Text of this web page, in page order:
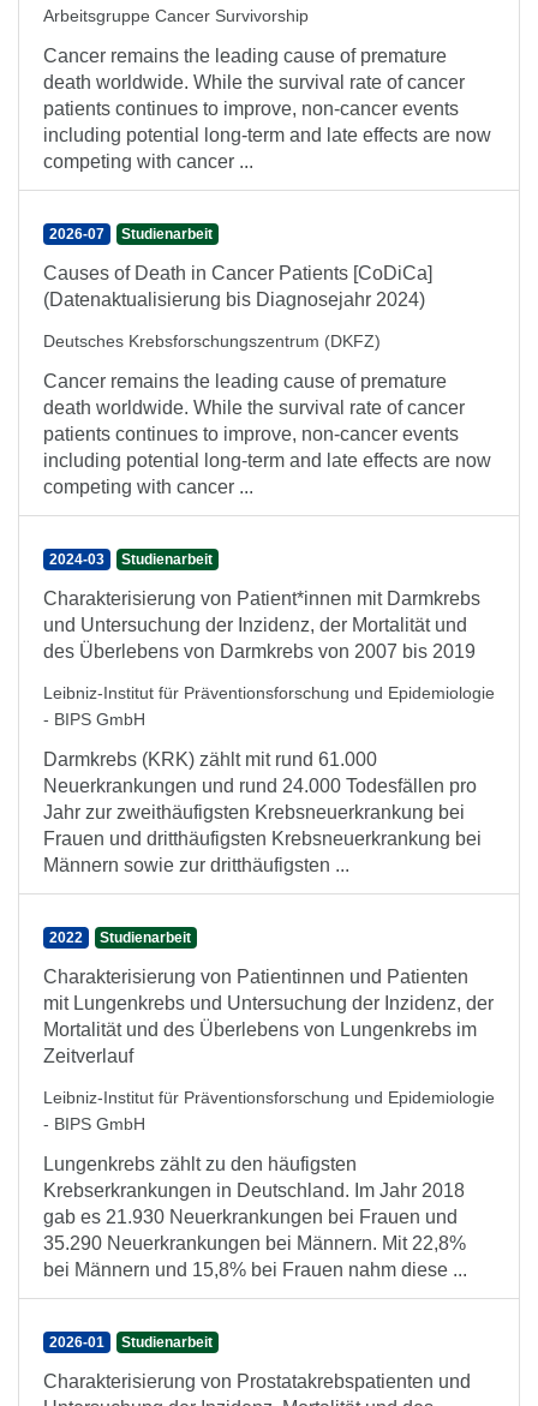
Arbeitsgruppe Cancer Survivorship
Cancer remains the leading cause of premature
death worldwide. While the survival rate of cancer
patients continues to improve, non-cancer events
including potential long-term and late effects are now
competing with cancer ...
2026-07 Studienarbeit
Causes of Death in Cancer Patients [CoDiCa]
(Datenaktualisierung bis Diagnosejahr 2024)
Deutsches Krebsforschungszentrum (DKFZ)
Cancer remains the leading cause of premature
death worldwide. While the survival rate of cancer
patients continues to improve, non-cancer events
including potential long-term and late effects are now
competing with cancer ...
2024-03 Studienarbeit
Charakterisierung von Patient*innen mit Darmkrebs
und Untersuchung der Inzidenz, der Mortalität und
des Überlebens von Darmkrebs von 2007 bis 2019
Leibniz-Institut für Präventionsforschung und Epidemiologie
- BIPS GmbH
Darmkrebs (KRK) zählt mit rund 61.000
Neuerkrankungen und rund 24.000 Todesfällen pro
Jahr zur zweithäufigsten Krebsneuerkrankung bei
Frauen und dritthäufigsten Krebsneuerkrankung bei
Männern sowie zur dritthäufigsten ...
2022 Studienarbeit
Charakterisierung von Patientinnen und Patienten
mit Lungenkrebs und Untersuchung der Inzidenz, der
Mortalität und des Überlebens von Lungenkrebs im
Zeitverlauf
Leibniz-Institut für Präventionsforschung und Epidemiologie
- BIPS GmbH
Lungenkrebs zählt zu den häufigsten
Krebserkrankungen in Deutschland. Im Jahr 2018
gab es 21.930 Neuerkrankungen bei Frauen und
35.290 Neuerkrankungen bei Männern. Mit 22,8%
bei Männern und 15,8% bei Frauen nahm diese ...
2026-01 Studienarbeit
Charakterisierung von Prostatakrebspatienten und